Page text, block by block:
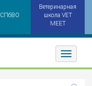
СПбВО
Ветеринарная
школа VET
MEET
Toggler